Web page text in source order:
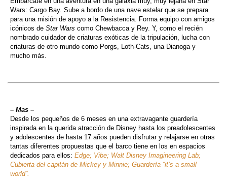
Wars: Cargo Bay. Sube a bordo de una nave estelar que se prepara
para una misión de apoyo a la Resistencia. Forma equipo con amigos
icónicos de Star Wars como Chewbacca y Rey. Y, como el recién
nombrado cuidador de criaturas exóticas de la tripulación, lucha con
criaturas de otro mundo como Porgs, Loth-Cats, una Dianoga y
mucho más.
– Mas –
Desde los pequeños de 6 meses en una extravagante guardería
inspirada en la querida atracción de Disney hasta los preadolescentes
y adolescentes de hasta 17 años pueden disfrutar y relajarse en otras
tantas diferentes propuestas que el barco tiene en los en espacios
dedicados para ellos: Edge; Vibe; Walt Disney Imagineering Lab;
Cubierta del capitán de Mickey y Minnie; Guardería “it’s a small
world”.